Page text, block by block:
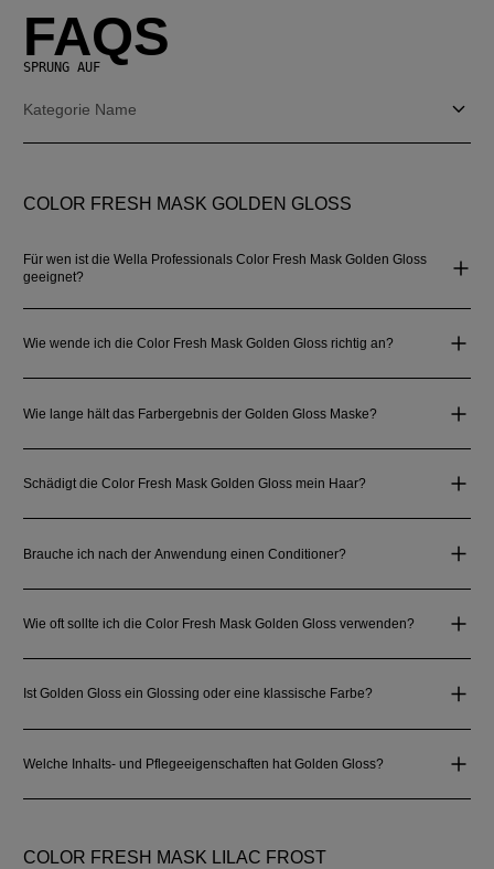
FAQS
SPRUNG AUF
Kategorie Name
COLOR FRESH MASK GOLDEN GLOSS
Für wen ist die Wella Professionals Color Fresh Mask Golden Gloss
geeignet?
Wie wende ich die Color Fresh Mask Golden Gloss richtig an?
Wie lange hält das Farbergebnis der Golden Gloss Maske?
Schädigt die Color Fresh Mask Golden Gloss mein Haar?
Brauche ich nach der Anwendung einen Conditioner?
Wie oft sollte ich die Color Fresh Mask Golden Gloss verwenden?
Ist Golden Gloss ein Glossing oder eine klassische Farbe?
Welche Inhalts‑ und Pflegeeigenschaften hat Golden Gloss?
COLOR FRESH MASK LILAC FROST